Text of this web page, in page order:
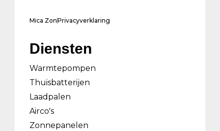
Mica ZonPrivacyverklaring
Diensten
Warmtepompen
Thuisbatterijen
Laadpalen
Airco's
Zonnepanelen